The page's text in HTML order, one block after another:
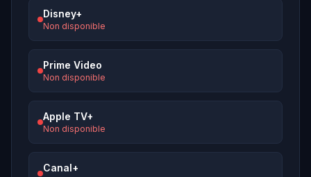
Disney+
Non disponible
Prime Video
Non disponible
Apple TV+
Non disponible
Canal+